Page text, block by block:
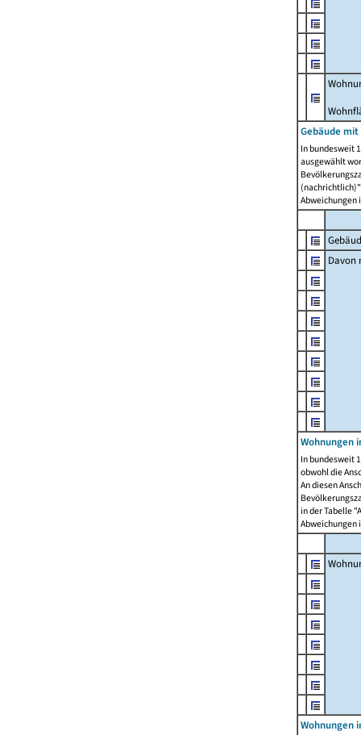
Gebäude
In bundesweit
ausgewählt
Abweichungen
Davon
Wohnungen
In bundesweit
obwohl die
An diesen
in der Tabelle
Abweichungen
Wohnungen